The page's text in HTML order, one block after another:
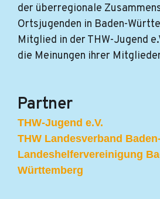
der überregionale
Ortsjugenden in Baden-
Mitglied in der THW-Jugend
die Meinungen ihrer
Partner
THW-Jugend e.V.
THW Landesverband
Landeshelfervereinigung
Württemberg